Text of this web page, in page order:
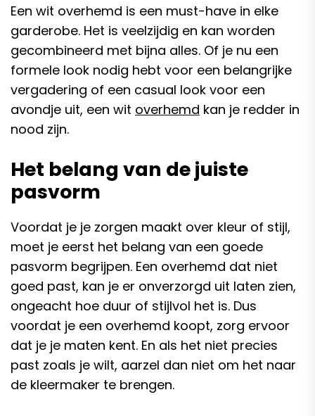
Een wit overhemd is een must-have in elke
garderobe. Het is veelzijdig en kan worden
gecombineerd met bijna alles. Of je nu een
formele look nodig hebt voor een belangrijke
vergadering of een casual look voor een
avondje uit, een wit overhemd kan je redder in
nood zijn.
Het belang van de juiste
pasvorm
Voordat je je zorgen maakt over kleur of stijl,
moet je eerst het belang van een goede
pasvorm begrijpen. Een overhemd dat niet
goed past, kan je er onverzorgd uit laten zien,
ongeacht hoe duur of stijlvol het is. Dus
voordat je een overhemd koopt, zorg ervoor
dat je je maten kent. En als het niet precies
past zoals je wilt, aarzel dan niet om het naar
de kleermaker te brengen.